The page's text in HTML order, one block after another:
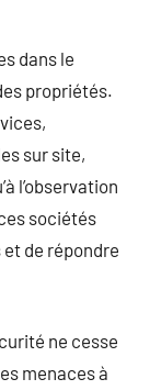
dans le
propriétés.
sur site,
l’observation
sociétés
de répondre
ne cesse
menaces à